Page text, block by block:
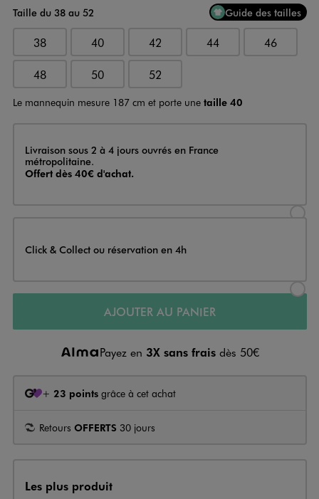
Taille du 38 au 52
Guide des tailles
38 40 42 44 46
48 50 52
Le mannequin mesure 187 cm et porte une taille 40
Livraison
Livraison sous 2 à 4 jours ouvrés en France
métropolitaine.
Offert dès 40€ d'achat.
Click & Collect ou réservation en 4h
AJOUTER AU PANIER
Payez en 3X sans frais dès 50€
+ 23 points grâce à cet achat
Retours OFFERTS 30 jours
Les plus produit